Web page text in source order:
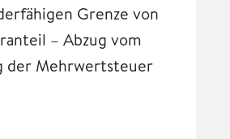
Grenze von
– Abzug vom
der Mehrwertsteuer